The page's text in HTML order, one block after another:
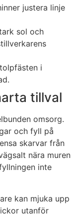
justera linje
sol och
i
tillval
omsorg.
och fyll på
skarvar från
nära muren
inte
kan mjuka upp
utanför